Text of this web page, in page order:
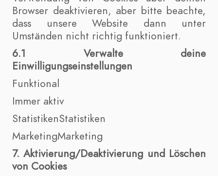
Browser deaktivieren, aber bitte beachte,
dass unsere Website dann unter
Umständen nicht richtig funktioniert.
6.1 Verwalte deine
Einwilligungseinstellungen
Funktional
Immer aktiv
StatistikenStatistiken
MarketingMarketing
7. Aktivierung/Deaktivierung und Löschen
von Cookies